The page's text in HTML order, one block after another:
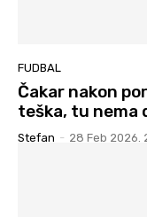
FUDBAL
Čakar nakon
teška, tu nema
Stefan - 28 Feb 2026.